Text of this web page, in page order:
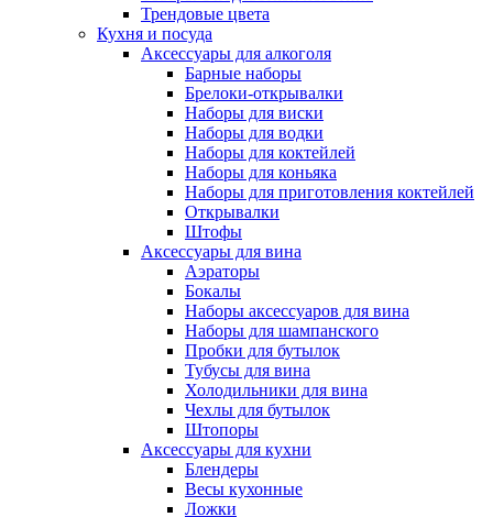
Трендовые цвета
Кухня и посуда
Аксессуары для алкоголя
Барные наборы
Брелоки-открывалки
Наборы для виски
Наборы для водки
Наборы для коктейлей
Наборы для коньяка
Наборы для приготовления коктейлей
Открывалки
Штофы
Аксессуары для вина
Аэраторы
Бокалы
Наборы аксессуаров для вина
Наборы для шампанского
Пробки для бутылок
Тубусы для вина
Холодильники для вина
Чехлы для бутылок
Штопоры
Аксессуары для кухни
Блендеры
Весы кухонные
Ложки